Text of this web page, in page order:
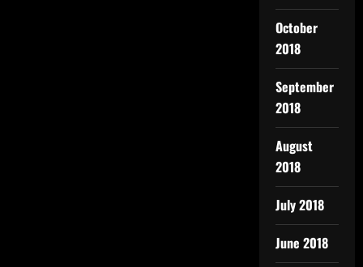
October
2018
September
2018
August
2018
July 2018
June 2018